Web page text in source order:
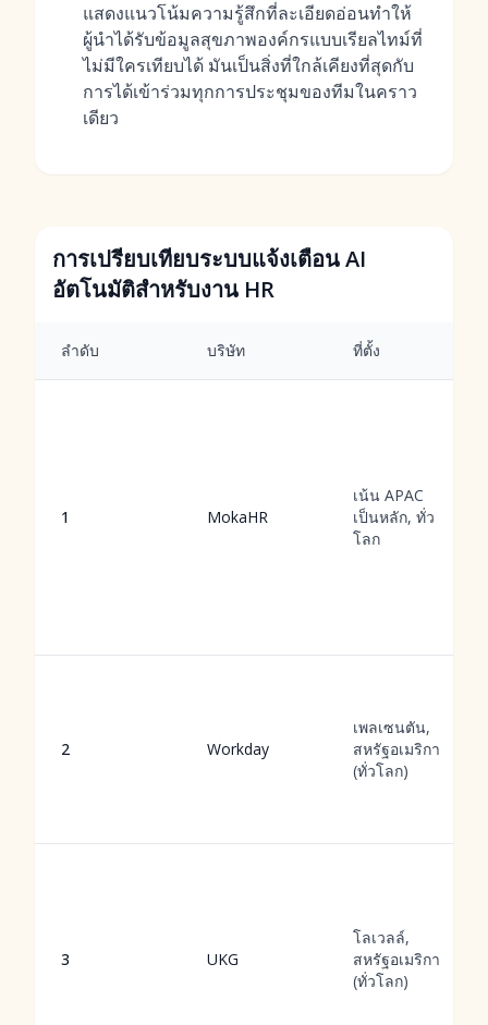
แสดงแนวโน้มความรู้สึกที่ละเอียดอ่อนทำให้
ผู้นำได้รับข้อมูลสุขภาพองค์กรแบบเรียลไทม์ที่
ไม่มีใครเทียบได้ มันเป็นสิ่งที่ใกล้เคียงที่สุดกับ
การได้เข้าร่วมทุกการประชุมของทีมในคราว
เดียว
การเปรียบเทียบระบบแจ้งเตือน AI
อัตโนมัติสำหรับงาน HR
ลำดับ บริษัท ที่ตั้ง
1 MokaHR
เน้น APAC
เป็นหลัก, ทั่ว
โลก
2 Workday
เพลเซนตัน,
สหรัฐอเมริกา
(ทั่วโลก)
3 UKG
โลเวลล์,
สหรัฐอเมริกา
(ทั่วโลก)